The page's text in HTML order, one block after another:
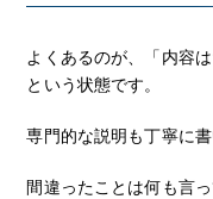
よくあるのが、「内容
という状態です。
専門的な説明も丁寧に
間違ったことは何も言